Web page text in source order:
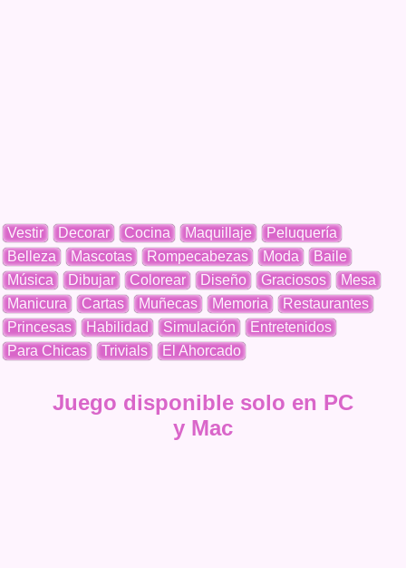
Vestir Decorar Cocina Maquillaje
Peluquería
Belleza
Mascotas Rompecabezas Moda
Baile
Música
Dibujar Colorear Diseño Graciosos
Mesa
Manicura
Cartas Muñecas Memoria
Restaurantes
Princesas
Habilidad Simulación
Entretenidos
Para Chicas
Trivials El Ahorcado
Juego disponible solo en PC
y Mac